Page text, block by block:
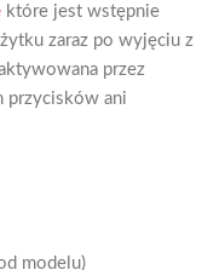
które jest wstępnie
zaraz po wyjęciu z
przez
przycisków ani
modelu)